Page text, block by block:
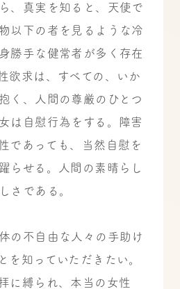
、真実を知ると、天使で
以下の者を見るような冷
勝手な健常者が多く存在
欲求は、すべての、いか
く、人間の尊厳のひとつ
は自慰行為をする。障害
であっても、当然自慰を
らせる。人間の素晴らし
さである。
の不自由な人々の手助け
を知っていただきたい。
に縛られ、本当の女性